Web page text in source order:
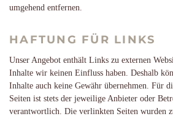
umgehend entfernen.
HAFTUNG FÜR LINKS
Unser Angebot enthält Links zu externen
Inhalte wir keinen Einfluss haben. Deshalb
Inhalte auch keine Gewähr übernehmen. Für
Seiten ist stets der jeweilige Anbieter oder
verantwortlich. Die verlinkten Seiten wurden